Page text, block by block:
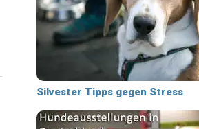
Silvester Tipps gegen Stress